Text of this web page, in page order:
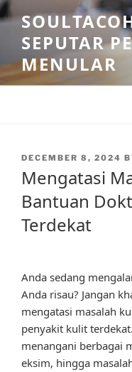
Skip
to
contentSEPUTAR
MENULAR
POSTED
DECEMBER 8, 2024
Mengatasi
Bantuan
Terdekat
Anda sedang
Anda risau? Jangan
mengatasi masalah
penyakit kulit
menangani berbagai
eksim, hingga